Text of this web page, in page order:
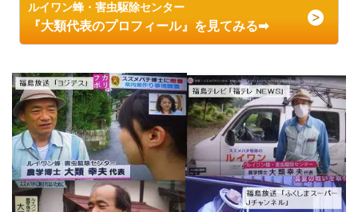
ルイワン蜂・害虫駆除センター
『大類代表のプロフィール』を見てみる➡